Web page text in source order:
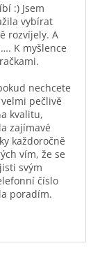
:) Jsem
vybírat
rozvíjely. A
K myšlence
nechcete
pečlivě
kvalitu,
zajímavé
každoročně
vím, že se
svým
číslo
poradím.